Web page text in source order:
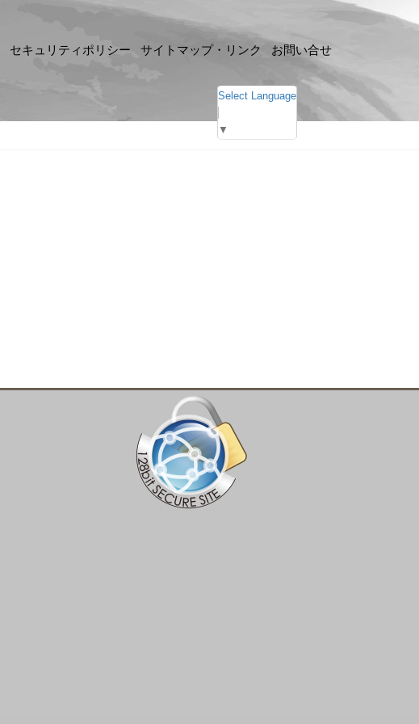
セキュリティポリシー サイトマップ・リンク お問い合せ
Select Language
▼